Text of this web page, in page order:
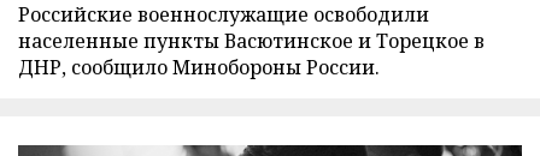
Российские военнослужащие освободили
населенные пункты Васютинское и Торецкое в
ДНР, сообщило Минобороны России.